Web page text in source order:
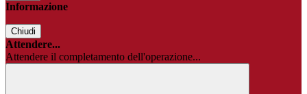
Informazione
Chiudi
Attendere...
Attendere il completamento dell'operazione...